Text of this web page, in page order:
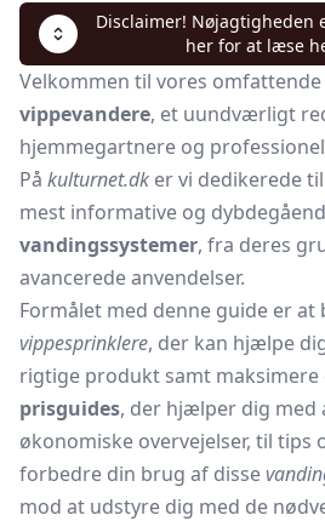
Disclaimer! Nøjagtigheden
her for at læse
Velkommen til vores
vippevandere, et uundværligt
hjemmegartnere og
På kulturnet.dk er vi dedikerede
mest informative og
vandingssystemer, fra deres
avancerede anvendelser.
Formålet med denne guide er at
vippesprinklere, der kan hjælpe
rigtige produkt samt maksimere
prisguides, der hjælper dig med
økonomiske overvejelser, til tips
forbedre din brug af disse
mod at udstyre dig med de